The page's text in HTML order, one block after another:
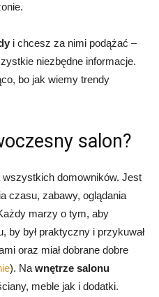
i chcesz za nimi podążać –
niezbędne informacje.
bo jak wiemy trendy
salon?
domowników. Jest
czasu, zabawy, oglądania
marzy o tym, aby
by był praktyczny i przykuwał
oraz miał dobrane dobre
). Nawnętrze salonu
meble jak i dodatki.